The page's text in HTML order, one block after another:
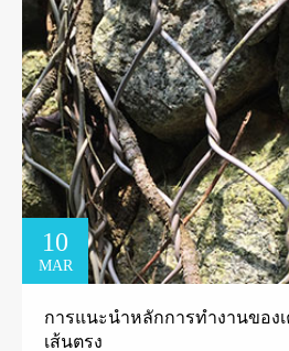
10
MAR
การแนะนำหลักการทำงานของ
เส้นตรง